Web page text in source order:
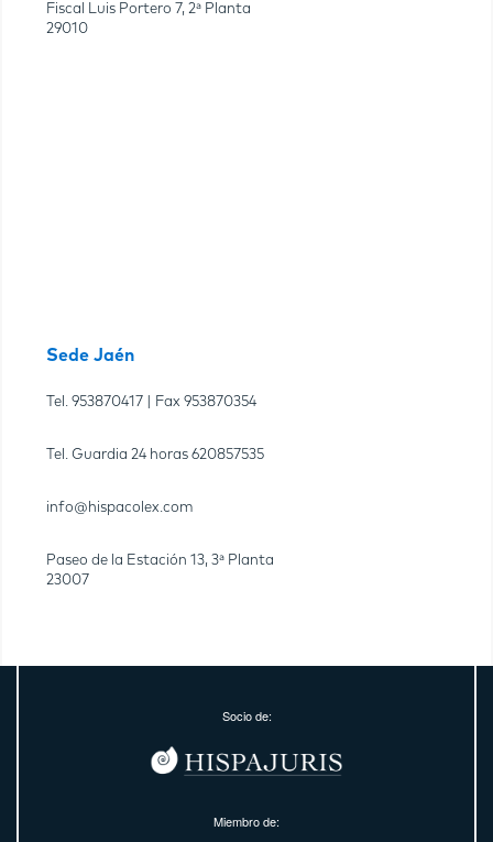
Fiscal Luis Portero 7, 2ª Planta
29010
Sede Jaén
Tel. 953870417 | Fax 953870354
Tel. Guardia 24 horas 620857535
info@hispacolex.com
Paseo de la Estación 13, 3ª Planta
23007
Socio de:
Miembro de: